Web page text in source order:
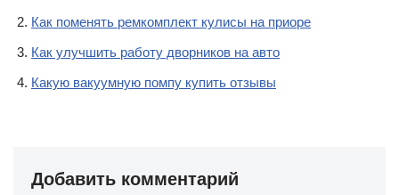
Как поменять ремкомплект кулисы на приоре
Как улучшить работу дворников на авто
Какую вакуумную помпу купить отзывы
Добавить комментарий